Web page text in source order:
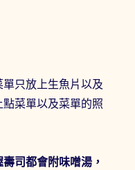
只放上生魚片以及
菜單以及菜單的照
司都會附味噌湯，